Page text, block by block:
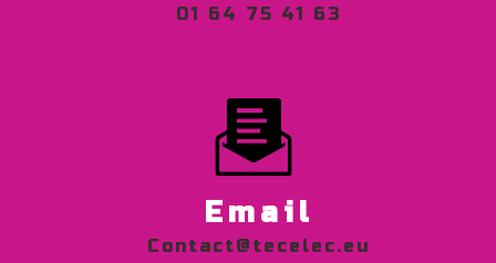
01 64 75 41 63
Email
contact@tecelec.eu